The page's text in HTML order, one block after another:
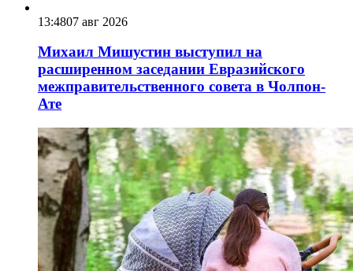
13:4807 авг 2026
Михаил Мишустин выступил на
расширенном заседании Евразийского
межправительственного совета в Чолпон-
Ате